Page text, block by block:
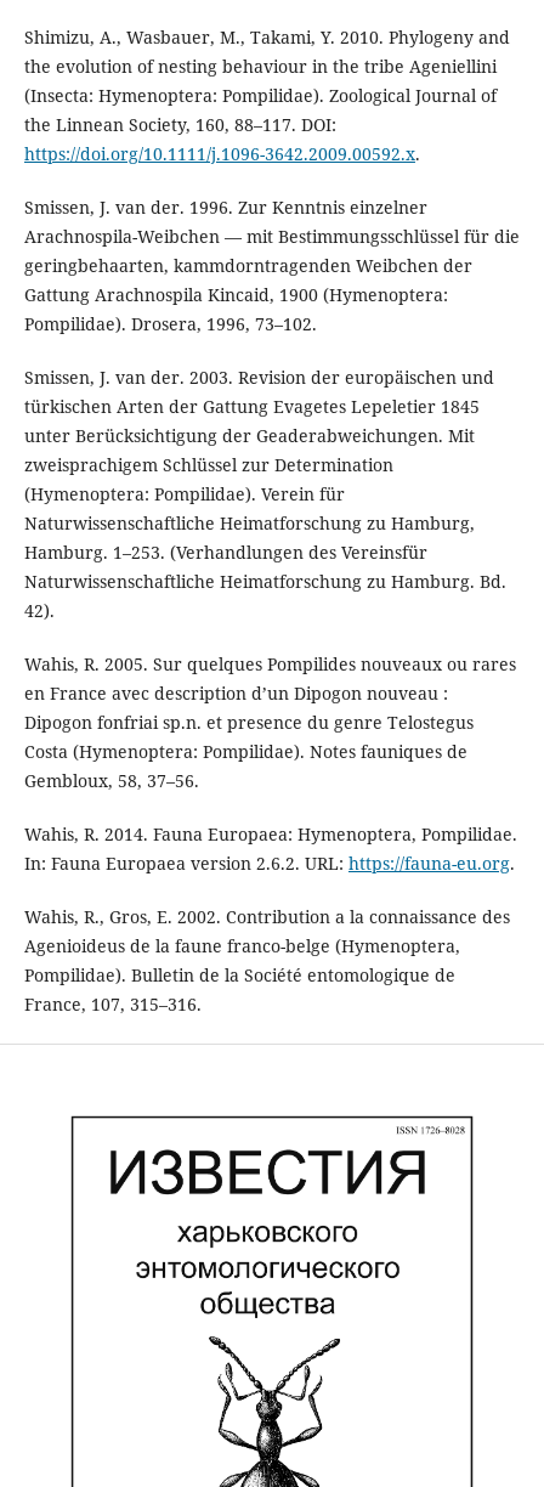
Shimizu, A., Wasbauer, M., Takami, Y. 2010. Phylogeny and
the evolution of nesting behaviour in the tribe Ageniellini
(Insecta: Hymenoptera: Pompilidae). Zoological Journal of
the Linnean Society, 160, 88–117. DOI:
https://doi.org/10.1111/j.1096-3642.2009.00592.x.
Smissen, J. van der. 1996. Zur Kenntnis einzelner
Arachnospila-Weibchen — mit Bestimmungsschlüssel für die
geringbehaarten, kammdorntragenden Weibchen der
Gattung Arachnospila Kincaid, 1900 (Hymenoptera:
Pompilidae). Drosera, 1996, 73–102.
Smissen, J. van der. 2003. Revision der europäischen und
türkischen Arten der Gattung Evagetes Lepeletier 1845
unter Berücksichtigung der Geaderabweichungen. Mit
zweisprachigem Schlüssel zur Determination
(Hymenoptera: Pompilidae). Verein für
Naturwissenschaftliche Heimatforschung zu Hamburg,
Hamburg. 1–253. (Verhandlungen des Vereinsfür
Naturwissenschaftliche Heimatforschung zu Hamburg. Bd.
42).
Wahis, R. 2005. Sur quelques Pompilides nouveaux ou rares
en France avec description d’un Dipogon nouveau :
Dipogon fonfriai sp.n. et presence du genre Telostegus
Costa (Hymenoptera: Pompilidae). Notes fauniques de
Gembloux, 58, 37–56.
Wahis, R. 2014. Fauna Europaea: Hymenoptera, Pompilidae.
In: Fauna Europaea version 2.6.2. URL: https://fauna-eu.org.
Wahis, R., Gros, E. 2002. Contribution a la connaissance des
Agenioideus de la faune franco-belge (Hymenoptera,
Pompilidae). Bulletin de la Société entomologique de
France, 107, 315–316.